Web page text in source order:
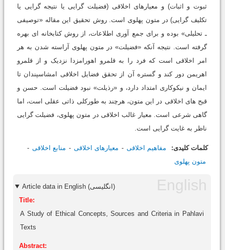
ثبوت و اثبات) و معیارهای اخلاقی (فضیلت گرایی یا نتیجه گرایی یا
تکلیف گرایی) در متون پهلوی است. روش تحقیق این مقاله «توصیفی
ـ تحلیلی» بوده و برای جمع آوری اطلاعات، از روش کتابخانه ای بهره
گرفته است. نتیجه آنکه «فضیلت» در متون پهلوی آراسته شدن به هر
امر اخلاقی است که فرد را به قلمرو اهورامزدا نزدیک و از قلمرو
اهریمن دور کند و گستره آن از تحقق فضایل اخلاقی امشاسپندان تا
ایمان و نیکوکاری امتداد دارد، و «رذیلت» نبود فضیلت است. حسن و
قبح های اخلاقی در این متون، هرچند به طورکلی ذاتی عقلی است، اما
گاهی شرعی است. معیار غالب اخلاقی در متون پهلوی، فضیلت گرایی
ناظر به غایت گرایی است.
کلمات کلیدی: مفاهیم اخلاقی معیارهای اخلاقی
منابع اخلاقی
متون پهلوی
Article data in English (انگلیسی)
Title:
A Study of Ethical Concepts, Sources and Criteria in Pahlavi
Texts
Abstract: